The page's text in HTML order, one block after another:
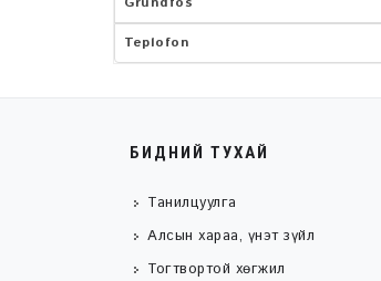
Teplofon
БИДНИЙ ТУХАЙ
Танилцуулга
Алсын хараа, үнэт зүйл
Тогтвортой хөгжил